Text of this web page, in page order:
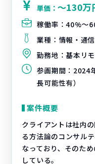
単価：〜130万
稼働率：40%〜
業種： 情報・通
勤務地：基本リ
参画期間： 2024
長可能性有）
案件概要
クライアントは社内
る方法論のコンサル
なっており、そのた
している。